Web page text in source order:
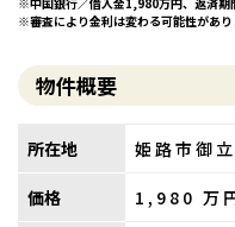
※審査により金利は変わる可能性があり
物件概要
所在地 姫路市御
価格 1,980 万